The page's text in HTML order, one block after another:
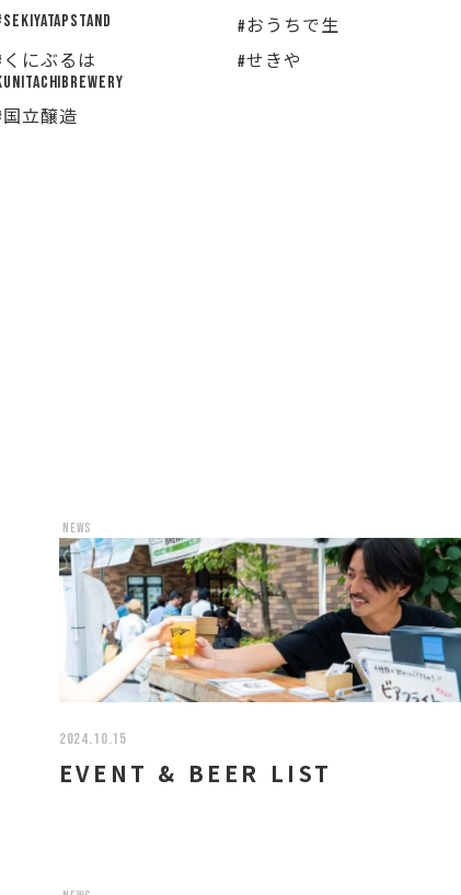
#おうちで生
くにぶるは
#せきや
国立醸造
news
2024.10.15
EVENT & BEER LIST